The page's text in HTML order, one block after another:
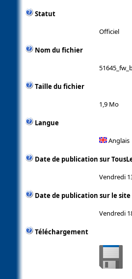
Statut
Officiel
Nom du fichier
Taille du fichier
1,9 Mo
Langue
Anglais
Date de publication sur
Vendredi
Date de publication sur le site
Vendredi
Téléchargement